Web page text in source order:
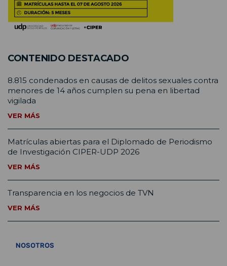
CONTENIDO DESTACADO
8.815 condenados en causas de delitos sexuales contra
menores de 14 años cumplen su pena en libertad
vigilada
VER MÁS
Matrículas abiertas para el Diplomado de Periodismo
de Investigación CIPER-UDP 2026
VER MÁS
Transparencia en los negocios de TVN
VER MÁS
NOSOTROS